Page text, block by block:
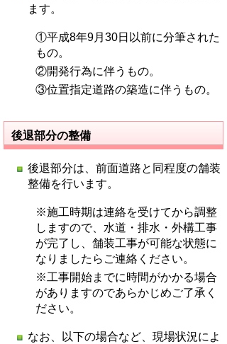
ます。
①平成8年9月30日以前に分筆された
もの。
②開発行為に伴うもの。
③位置指定道路の築造に伴うもの。
後退部分の整備
後退部分は、前面道路と同程度の舗装
整備を行います。
※施工時期は連絡を受けてから調整
しますので、水道・排水・外構工事
が完了し、舗装工事が可能な状態に
なりましたらご連絡ください。
※工事開始までに時間がかかる場合
がありますのであらかじめご了承く
ださい。
なお、以下の場合など、現場状況によ